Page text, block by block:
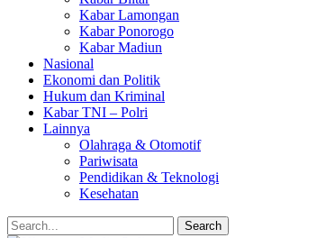
Kabar Lamongan
Kabar Ponorogo
Kabar Madiun
Nasional
Ekonomi dan Politik
Hukum dan Kriminal
Kabar TNI – Polri
Lainnya
Olahraga & Otomotif
Pariwisata
Pendidikan & Teknologi
Kesehatan